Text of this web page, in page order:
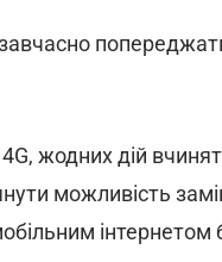
жодних дій
можливість